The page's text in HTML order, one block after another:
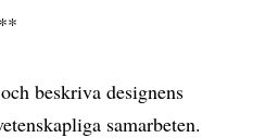
beskriva designens
samarbeten.